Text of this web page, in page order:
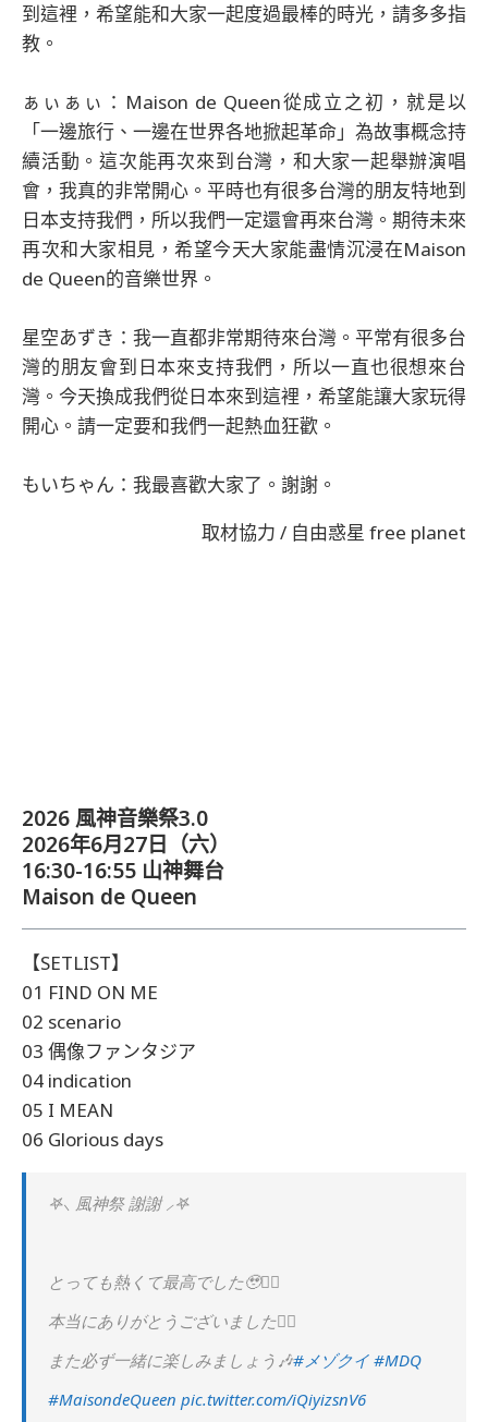
到這裡，希望能和大家一起度過最棒的時光，請多多指
教。
ぁぃぁぃ：Maison de Queen從成立之初，就是以
「一邊旅行、一邊在世界各地掀起革命」為故事概念持
續活動。這次能再次來到台灣，和大家一起舉辦演唱
會，我真的非常開心。平時也有很多台灣的朋友特地到
日本支持我們，所以我們一定還會再來台灣。期待未來
再次和大家相見，希望今天大家能盡情沉浸在Maison
de Queen的音樂世界。
星空あずき：我一直都非常期待來台灣。平常有很多台
灣的朋友會到日本來支持我們，所以一直也很想來台
灣。今天換成我們從日本來到這裡，希望能讓大家玩得
開心。請一定要和我們一起熱血狂歡。
もいちゃん：我最喜歡大家了。謝謝。
取材協力 / 自由惑星 free planet
2026 風神音樂祭3.0
2026年6月27日（六）
16:30-16:55 山神舞台
Maison de Queen
【SETLIST】
01 FIND ON ME
02 scenario
03 偶像ファンタジア
04 indication
05 I MEAN
06 Glorious days
𖤐⸜ 風神祭 謝謝 ⸝𖤐
とっても熱くて最高でした🥹✊🏻
本当にありがとうございました❤️‍🔥
また必ず一緒に楽しみましょう🎶#メゾクイ #MDQ
#MaisondeQueen pic.twitter.com/iQiyizsnV6